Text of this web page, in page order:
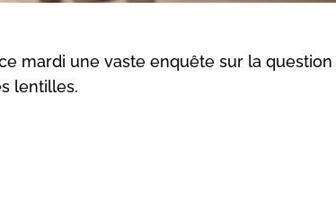
mardi une vaste enquête sur la
lentilles.